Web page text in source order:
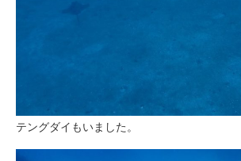
テングダイもいました。